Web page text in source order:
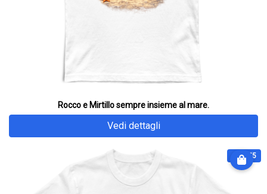
Rocco e Mirtillo sempre insieme al mare.
Vedi dettagli
€ 28.75